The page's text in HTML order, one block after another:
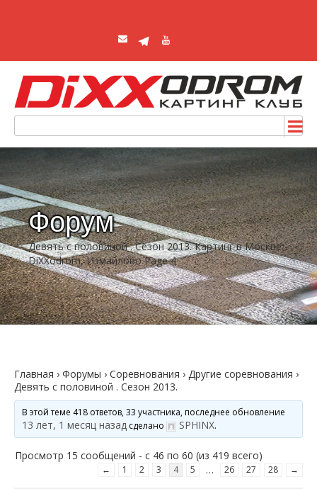
Форум
Девять с половиной . Сезон 2013. Картинг в Москве -
DiXXodrom, Измайлово Page 4
Главная › Форумы › Соревнования › Другие соревнования ›
Девять с половиной . Сезон 2013.
В этой теме 418 ответов, 33 участника, последнее обновление
13 лет, 1 месяц назад сделано SPHINX.
Просмотр 15 сообщений - с 46 по 60 (из 419 всего)
← 1 2 3 4 5 … 26 27 28 →